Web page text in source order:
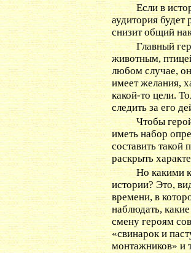
Если в
аудитория
снизит общий
Главный
животным,
любом случае,
имеет желания,
какой-то цели.
следить за его
Чтобы
иметь набор
составить такой
раскрыть
Но какими
истории? Это,
времени, в
наблюдать,
смену героям
«свинарок и
монтажников» и